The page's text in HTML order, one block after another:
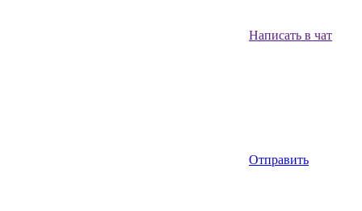
Написать в чат
Отправить